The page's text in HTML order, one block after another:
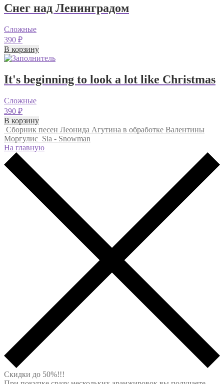
Снег над Ленинградом
Сложные
390 ₽
В корзину
It's beginning to look a lot like Christmas
Сложные
390 ₽
В корзину
Сборник песен Леонида Агутина в обработке Валентины
Моргулис Sia - Snowman
На главную
Скидки до 50%!!!